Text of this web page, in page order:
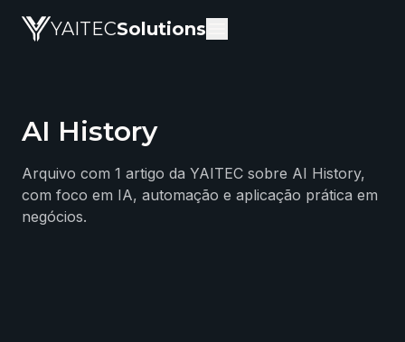
YAITECSolutions
Blog da YAITEC Solutions — artigos técnicos sobre
AI History
Arquivo com 1 artigo da YAITEC sobre AI History,
com foco em IA, automação e aplicação prática em
negócios.